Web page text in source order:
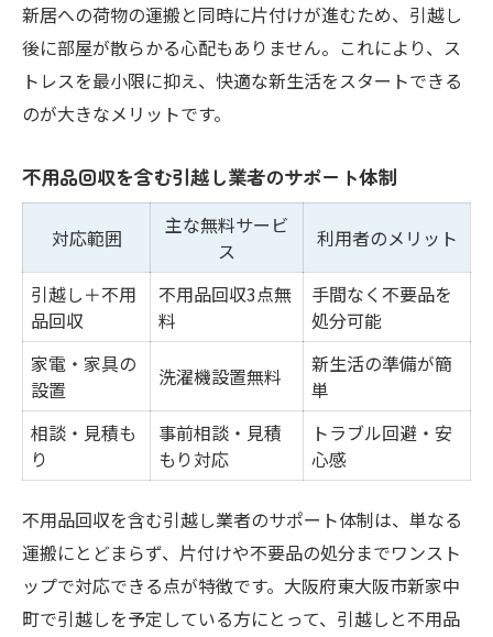
新居への荷物の運搬と同時に片付けが進むため、引越し
後に部屋が散らかる心配もありません。これにより、ス
トレスを最小限に抑え、快適な新生活をスタートできる
のが大きなメリットです。
不用品回収を含む引越し業者のサポート体制
対応範囲
主な無料サービ
ス
利用者のメリット
引越し＋不用
品回収
不用品回収3点無
料
手間なく不要品を
処分可能
家電・家具の
設置
洗濯機設置無料
新生活の準備が簡
単
相談・見積も
り
事前相談・見積
もり対応
トラブル回避・安
心感
不用品回収を含む引越し業者のサポート体制は、単なる
運搬にとどまらず、片付けや不要品の処分までワンスト
ップで対応できる点が特徴です。大阪府東大阪市新家中
町で引越しを予定している方にとって、引越しと不用品